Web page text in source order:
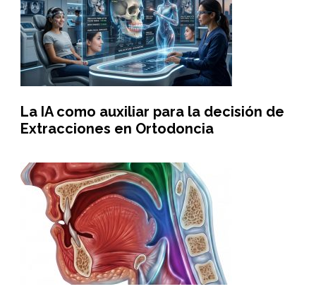
La IA como auxiliar para la decisión de
Extracciones en Ortodoncia